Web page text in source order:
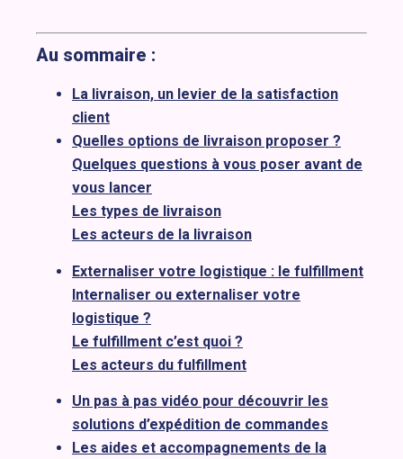
Au sommaire :
La livraison, un levier de la satisfaction
client
Quelles options de livraison proposer ?
Quelques questions à vous poser avant de
vous lancer
Les types de livraison
Les acteurs de la livraison
Externaliser votre logistique : le fulfillment
Internaliser ou externaliser votre
logistique ?
Le fulfillment c’est quoi ?
Les acteurs du fulfillment
Un pas à pas vidéo pour découvrir les
solutions d’expédition de commandes
Les aides et accompagnements de la